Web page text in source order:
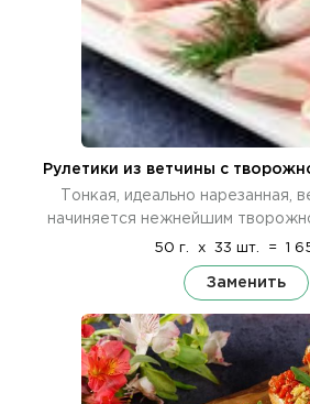
Рулетики из ветчины с
Тонкая, идеально нарезанная,
начиняется нежнейшим
50 г. x 33 шт. = 1
Заменить